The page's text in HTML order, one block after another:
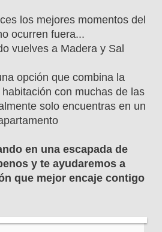
los mejores momentos del
ocurren fuera...
vuelves a Madera y Sal
opción que combina la
con muchas de las
solo encuentras en un
en una escapada de
y te ayudaremos a
que mejor encaje contigo